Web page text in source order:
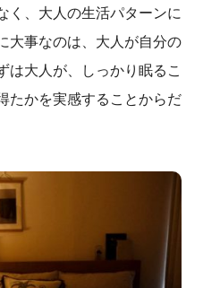
く、大人の生活パターンに
大事なのは、大人が自分の
は大人が、しっかり眠るこ
たかを実感することからだ